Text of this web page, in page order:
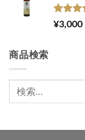
5段階中
5.00
¥3,000
商品検索